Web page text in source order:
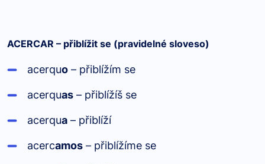
ACERCAR – přiblížit se (pravidelné sloveso)
acerquo – přiblížím se
acerquas – přiblížíš se
acerqua – přiblíží
acercamos – přiblížíme se